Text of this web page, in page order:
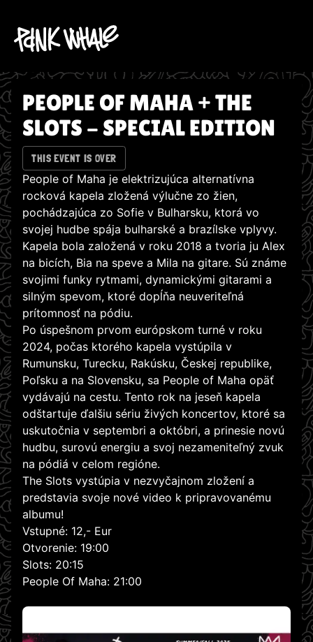
PEOPLE OF MAHA + THE
SLOTS - SPECIAL EDITION
THIS EVENT IS OVER
People of Maha je elektrizujúca alternatívna
rocková kapela zložená výlučne zo žien,
pochádzajúca zo Sofie v Bulharsku, ktorá vo
svojej hudbe spája bulharské a brazílske vplyvy.
Kapela bola založená v roku 2018 a tvoria ju Alex
na bicích, Bia na speve a Mila na gitare. Sú známe
svojimi funky rytmami, dynamickými gitarami a
silným spevom, ktoré dopĺňa neuveriteľná
prítomnosť na pódiu.
Po úspešnom prvom európskom turné v roku
2024, počas ktorého kapela vystúpila v
Rumunsku, Turecku, Rakúsku, Českej republike,
Poľsku a na Slovensku, sa People of Maha opäť
vydávajú na cestu. Tento rok na jeseň kapela
odštartuje ďalšiu sériu živých koncertov, ktoré sa
uskutočnia v septembri a októbri, a prinesie novú
hudbu, surovú energiu a svoj nezameniteľný zvuk
na pódiá v celom regióne.
The Slots vystúpia v nezvyčajnom zložení a
predstavia svoje nové video k pripravovanému
albumu!
Vstupné: 12,- Eur
Otvorenie: 19:00
Slots: 20:15
People Of Maha: 21:00